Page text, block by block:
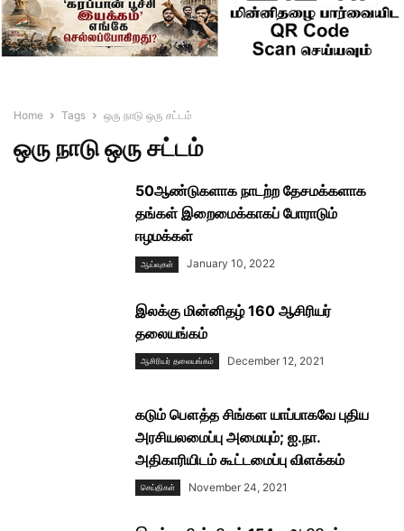
Home Tags ஒரு நாடு ஒரு சட்டம்
ஒரு நாடு ஒரு சட்டம்
50ஆண்டுகளாக நாடற்ற தேசமக்களாக
தங்கள் இறைமைக்காகப் போராடும்
ஈழமக்கள்
ஆய்வுகள் January 10, 2022
இலக்கு மின்னிதழ் 160 ஆசிரியர்
தலையங்கம்
ஆசிரியர் தலையங்கம் December 12, 2021
கடும் பௌத்த சிங்கள யாப்பாகவே புதிய
அரசியலமைப்பு அமையும்; ஐ.நா.
அதிகாரியிடம் கூட்டமைப்பு விளக்கம்
செய்திகள் November 24, 2021